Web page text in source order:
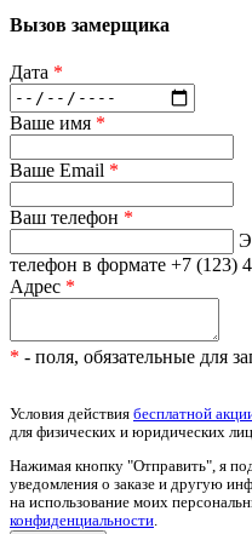
Вызов замерщика
Дата *
Ваше имя *
Ваше Email *
Ваш телефон *
телефон в формате +7 (123)
Адрес *
* - поля, обязательные для
Условия действия бесплатной
для физических и юридических лиц.
Нажимая кнопку "Отправить", я
уведомления о заказе и другую
на использование моих
конфиденциальности